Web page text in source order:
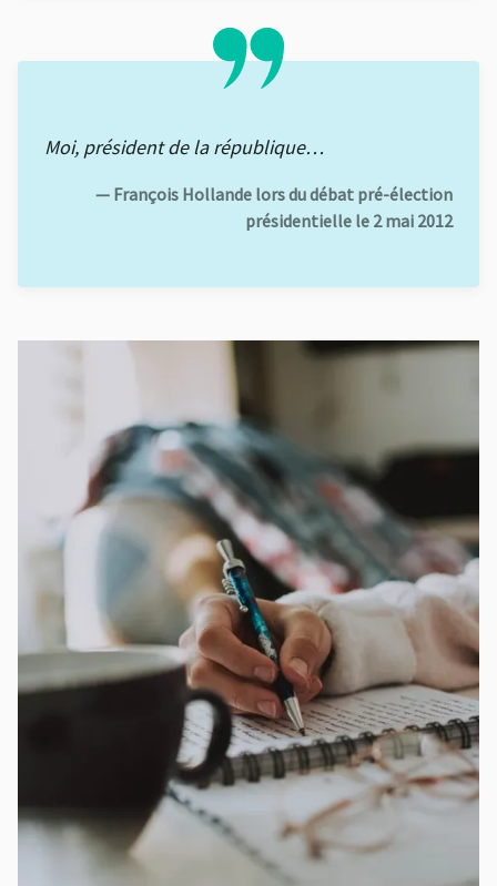
Moi, président de la république…
— François Hollande lors du débat pré-élection
présidentielle le 2 mai 2012